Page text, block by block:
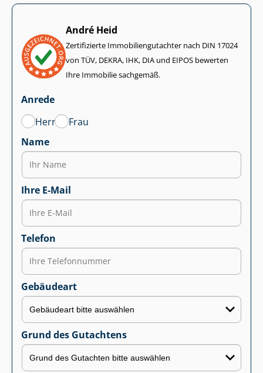
André Heid
Zertifizierte Im­mo­bi­li­en­gut­ach­ter nach DIN 17024
von TÜV, DEKRA, IHK, DIA und EIPOS bewerten
Ihre Immobilie sachgemäß.
Anrede
Herr
Frau
Name
Ihre E-Mail
Telefon
Gebäudeart
Grund des Gutachtens